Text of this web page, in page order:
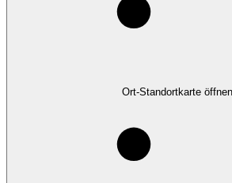
Ort-Standortkarte öffnen